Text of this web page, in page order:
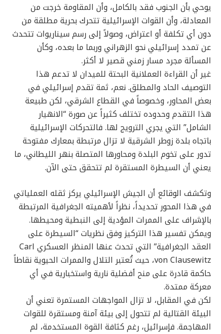
يوحي بأن الجنوب فقد بالكامل، وأن المقاومة خرجت من
المعادلة، وأن القوات الإسرائيلية تتحرك بحرية مطلقة من
دون أي تكلفة أو اعتراض، وصولاً إلى رسم سيناريوات تتحدث
عن تمدد إسرائيلي نحو الزهراني وربما ما بعده، وكأن
المسألة مجرد مسار زمني قصير لا أكثر.
غير أن القراءة العملانية البحتة للميدان لا تدعم هذا
التوصيف الحاد والمطلق. نعم، ثمة تقدم إسرائيلي في
بعض المحاور، وخصوصاً في القطاع الشرقي، لكن طبيعة
هذا التقدم وحدوده تختلف كثيراً عن صورة “الانهيار
الشامل” التي يجري الترويج لها. فالتحركات الإسرائيلية
باتجاه بلدة زوطر الشرقية لا تزال مرتبطة بمعارك مفتوحة
تدور على تخوم البلدة ومحاورها المتصلة بنهر الليطاني، ما
يعني أن السيطرة المستقرة لم تتحقق حتى الآن.
وتكشف الوقائع أن الجيش الإسرائيلي يركز ثقله العملياتي
في هذا المحور تحديداً، نظراً لأهميته الجغرافية المرتبطة
بالإشراف على الممرات المؤدية إلى النبطية ومحيطها.
ويمكن تفسير هذا التركيز وفق نظريات “السيطرة على
العقد الجغرافية” التي تحدث عنها المنظر العسكري Carl
von Clausewitz، حيث تُعتبر التلال والممرات الحيوية نقاطاً
حاكمة قادرة على منح أفضلية نارية واستخبارية في أي
معركة ممتدة.
لكن في المقابل، لا تزال المواجهات المستمرة تعني أن
البيئة القتالية لم تتحول إلى بيئة آمنة ومستقرة للقوات
المهاجمة. فإسرائيل، رغم كثافة القوة المستخدمة، لم